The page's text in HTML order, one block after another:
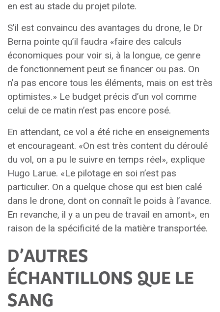
en est au stade du projet pilote.
S’il est convaincu des avantages du drone, le Dr
Berna pointe qu’il faudra «faire des calculs
économiques pour voir si, à la longue, ce genre
de fonctionnement peut se financer ou pas. On
n’a pas encore tous les éléments, mais on est très
optimistes.» Le budget précis d’un vol comme
celui de ce matin n’est pas encore posé.
En attendant, ce vol a été riche en enseignements
et encourageant. «On est très content du déroulé
du vol, on a pu le suivre en temps réel», explique
Hugo Larue. «Le pilotage en soi n’est pas
particulier. On a quelque chose qui est bien calé
dans le drone, dont on connaît le poids à l’avance.
En revanche, il y a un peu de travail en amont», en
raison de la spécificité de la matière transportée.
D’AUTRES
ÉCHANTILLONS QUE LE
SANG